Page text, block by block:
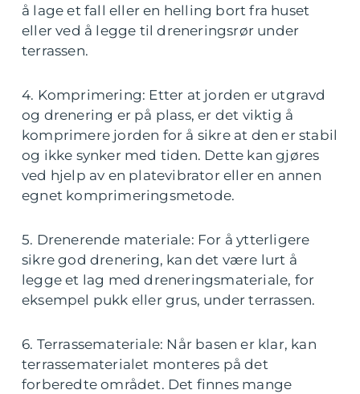
å lage et fall eller en helling bort fra huset
eller ved å legge til dreneringsrør under
terrassen.
4. Komprimering: Etter at jorden er utgravd
og drenering er på plass, er det viktig å
komprimere jorden for å sikre at den er stabil
og ikke synker med tiden. Dette kan gjøres
ved hjelp av en platevibrator eller en annen
egnet komprimeringsmetode.
5. Drenerende materiale: For å ytterligere
sikre god drenering, kan det være lurt å
legge et lag med dreneringsmateriale, for
eksempel pukk eller grus, under terrassen.
6. Terrassemateriale: Når basen er klar, kan
terrassematerialet monteres på det
forberedte området. Det finnes mange